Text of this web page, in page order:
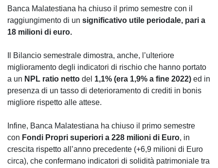
Banca Malatestiana ha chiuso il primo semestre con il
raggiungimento di un significativo utile periodale, pari a
18 milioni di euro.
Il Bilancio semestrale dimostra, anche, l’ulteriore
miglioramento degli indicatori di rischio che hanno portato
a un NPL ratio netto del 1,1% (era 1,9% a fine 2022) ed in
presenza di un tasso di deterioramento di crediti in bonis
migliore rispetto alle attese.
Infine, Banca Malatestiana ha chiuso il primo semestre
con Fondi Propri superiori a 228 milioni di Euro, in
crescita rispetto all’anno precedente (+6,9 milioni di Euro
circa), che confermano indicatori di solidità patrimoniale tra